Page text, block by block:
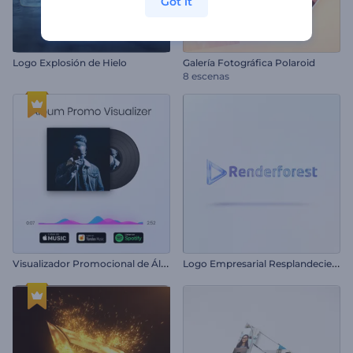
Logo Explosión de Hielo
Galería Fotográfica Polaroid
8 escenas
V
isualizador Promocional de Álbum L
ogo Empresarial Resplandeciente